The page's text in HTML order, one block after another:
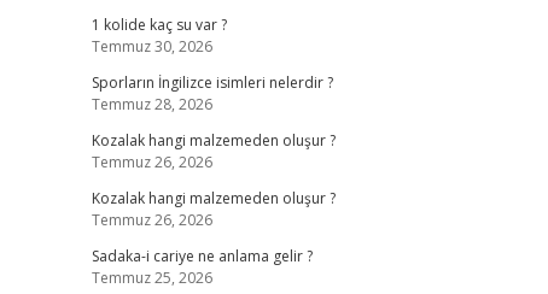
1 kolide kaç su var ?
Temmuz 30, 2026
Sporların İngilizce isimleri nelerdir ?
Temmuz 28, 2026
Kozalak hangi malzemeden oluşur ?
Temmuz 26, 2026
Kozalak hangi malzemeden oluşur ?
Temmuz 26, 2026
Sadaka-i cariye ne anlama gelir ?
Temmuz 25, 2026